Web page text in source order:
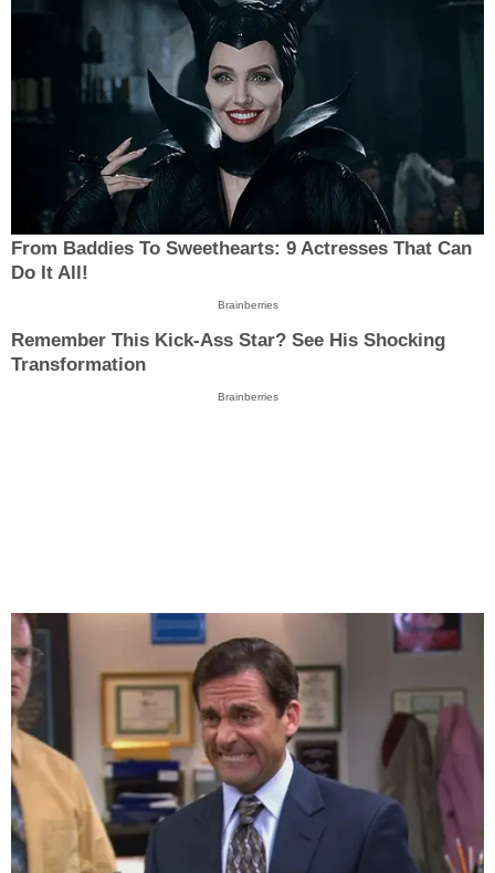
From Baddies To Sweethearts: 9 Actresses That Can
Do It All!
Brainberries
Remember This Kick-Ass Star? See His Shocking
Transformation
Brainberries